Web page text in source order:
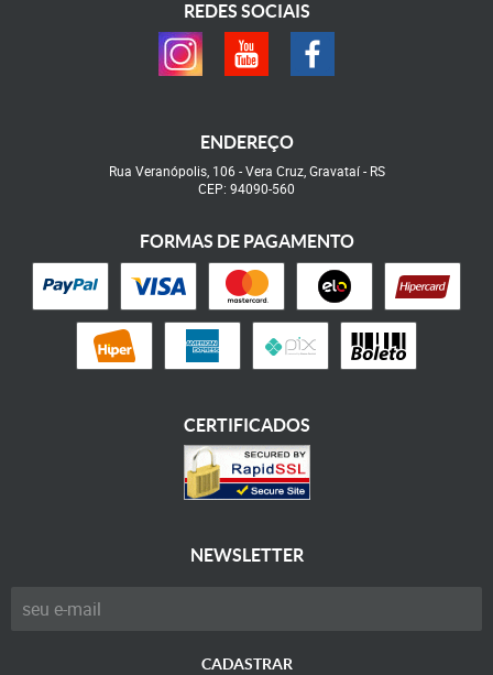
REDES SOCIAIS
ENDEREÇO
Rua Veranópolis, 106 -Vera Cruz, Gravataí- RS
CEP: 94090-560
FORMAS DE PAGAMENTO
CERTIFICADOS
NEWSLETTER
CADASTRAR